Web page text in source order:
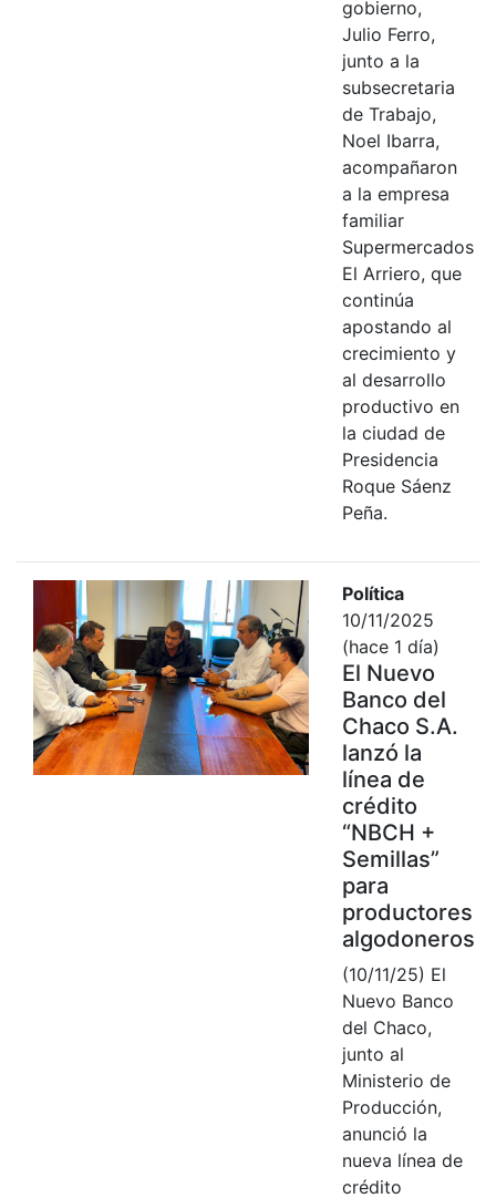
gobierno,
Julio Ferro,
junto a la
subsecretaria
de Trabajo,
Noel Ibarra,
acompañaron
a la empresa
familiar
Supermercados
El Arriero, que
continúa
apostando al
crecimiento y
al desarrollo
productivo en
la ciudad de
Presidencia
Roque Sáenz
Peña.
Política
10/11/2025
(hace 1 día)
El Nuevo
Banco del
Chaco S.A.
lanzó la
línea de
crédito
“NBCH +
Semillas”
para
productores
algodoneros
(10/11/25) El
Nuevo Banco
del Chaco,
junto al
Ministerio de
Producción,
anunció la
nueva línea de
crédito